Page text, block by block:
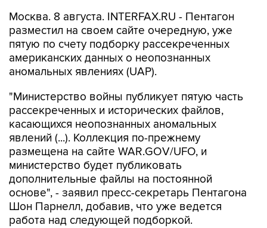
Москва. 8 августа. INTERFAX.RU - Пентагон
разместил на своем сайте очередную, уже
пятую по счету подборку рассекреченных
американских данных о неопознанных
аномальных явлениях (UAP).
"Министерство войны публикует пятую часть
рассекреченных и исторических файлов,
касающихся неопознанных аномальных
явлений (...). Коллекция по-прежнему
размещена на сайте WAR.GOV/UFO, и
министерство будет публиковать
дополнительные файлы на постоянной
основе", - заявил пресс-секретарь Пентагона
Шон Парнелл, добавив, что уже ведется
работа над следующей подборкой.